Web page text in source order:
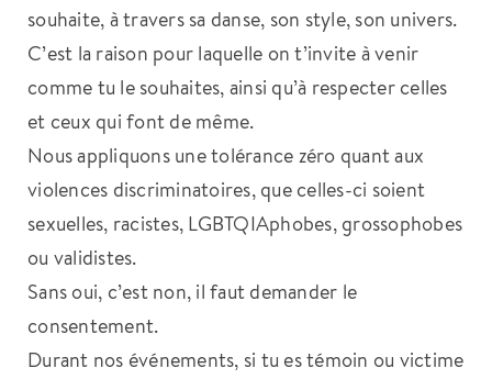
souhaite, à travers sa danse, son style, son univers.
C’est la raison pour laquelle on t’invite à venir
comme tu le souhaites, ainsi qu’à respecter celles
et ceux qui font de même.
Nous appliquons une tolérance zéro quant aux
violences discriminatoires, que celles-ci soient
sexuelles, racistes, LGBTQIAphobes, grossophobes
ou validistes.
Sans oui, c’est non, il faut demander le
consentement.
Durant nos événements, si tu es témoin ou victime